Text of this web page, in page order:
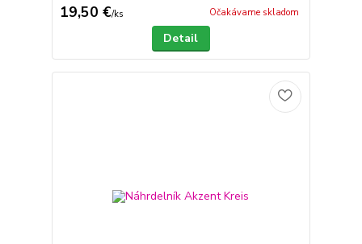
19,50 €/ks Očakávame skladom
Detail